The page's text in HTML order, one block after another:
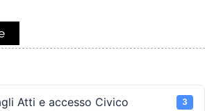
Atti e accesso Civico 3